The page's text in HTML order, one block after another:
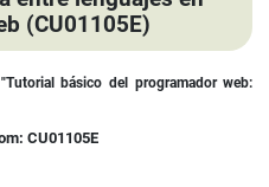
(CU01105E)
"Tutorial básico del programador web:
CU01105E